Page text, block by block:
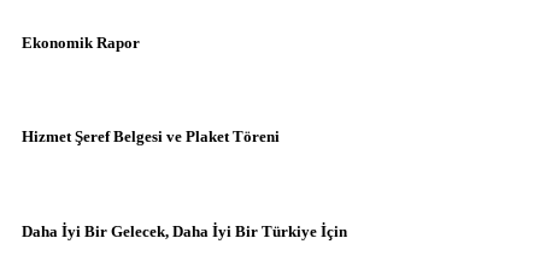
Ekonomik Rapor
Hizmet Şeref Belgesi ve Plaket Töreni
Daha İyi Bir Gelecek, Daha İyi Bir Türkiye İçin